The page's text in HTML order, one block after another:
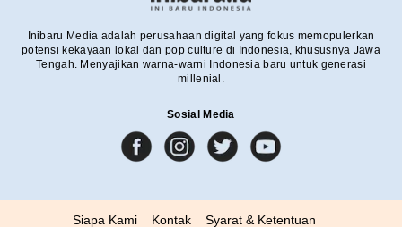
Inibaru Media adalah perusahaan digital yang fokus memopulerkan
potensi kekayaan lokal dan pop culture di Indonesia, khususnya Jawa
Tengah. Menyajikan warna-warni Indonesia baru untuk generasi
millenial.
Sosial Media
Siapa Kami Kontak Syarat & Ketentuan